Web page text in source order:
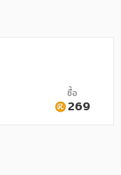
ปิดปิด ค่าเข้าชม พิกัด
ำคัญ ร้านอาหาร แหล่ง
ยัง
ซื้อ
269